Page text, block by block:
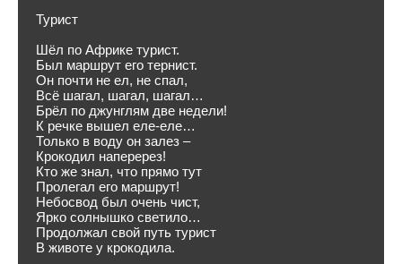
Турист
Шёл по Африке турист.
Был маршрут его тернист.
Он почти не ел, не спал,
Всё шагал, шагал, шагал…
Брёл по джунглям две недели!
К речке вышел еле-еле…
Только в воду он залез –
Крокодил наперерез!
Кто же знал, что прямо тут
Пролегал его маршрут!
Небосвод был очень чист,
Ярко солнышко светило…
Продолжал свой путь турист
В животе у крокодила.